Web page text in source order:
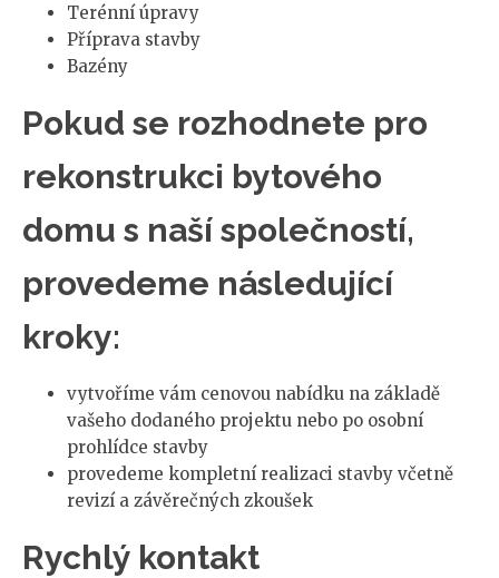
Terénní úpravy
Příprava stavby
Bazény
Pokud se rozhodnete pro
rekonstrukci bytového
domu s naší společností,
provedeme následující
kroky:
vytvoříme vám cenovou nabídku na základě
vašeho dodaného projektu nebo po osobní
prohlídce stavby
provedeme kompletní realizaci stavby včetně
revizí a závěrečných zkoušek
Rychlý kontakt